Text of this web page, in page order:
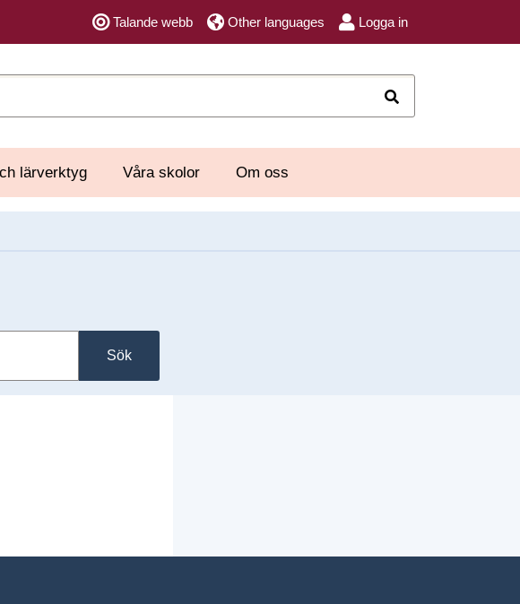
Talande webb Other languages Logga in
lärverktyg Våra skolor Om oss
Sök